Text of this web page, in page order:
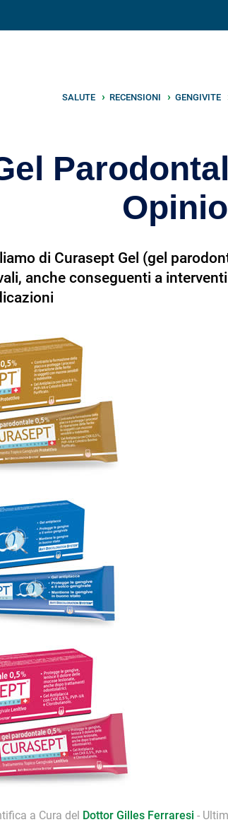
SALUTE RECENSIONI GENGIVITE
di Curasept Gel (gel
anche conseguenti a
a Cura del Dottor Gilles Ferraresi -